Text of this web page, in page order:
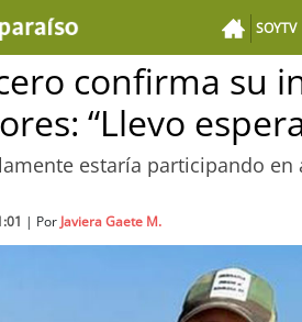
SOYTV
confirma su
“Llevo
estaría participando
| Por Javiera Gaete M.